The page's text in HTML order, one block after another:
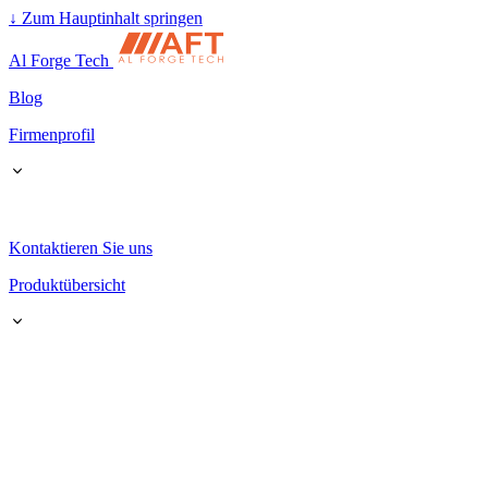
↓ Zum Hauptinhalt springen
Al Forge Tech
Blog
Firmenprofil
Kontaktieren Sie uns
Produktübersicht